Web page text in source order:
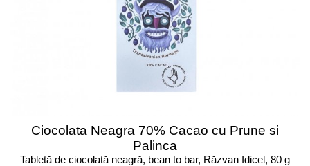
Ciocolata Neagra 70% Cacao cu Prune si
Palinca
Tabletă de ciocolată neagră, bean to bar, Răzvan Idicel, 80 g